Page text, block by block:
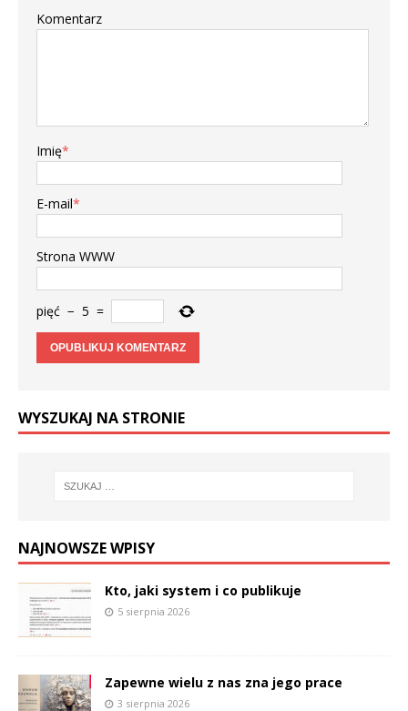
Komentarz
Imię*
E-mail*
Strona WWW
pięć − 5 =
WYSZUKAJ NA STRONIE
NAJNOWSZE WPISY
Kto, jaki system i co publikuje
5 sierpnia 2026
Zapewne wielu z nas zna jego prace
3 sierpnia 2026